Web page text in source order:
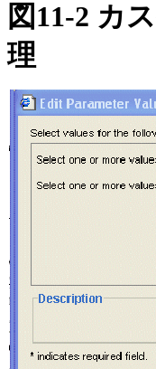
図11-2 カ
理